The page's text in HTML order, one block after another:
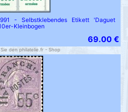
- Selbstklebendes Etikett 'Daguet
Kleinbogen
69.00 €
den philatelie.fr - Shop